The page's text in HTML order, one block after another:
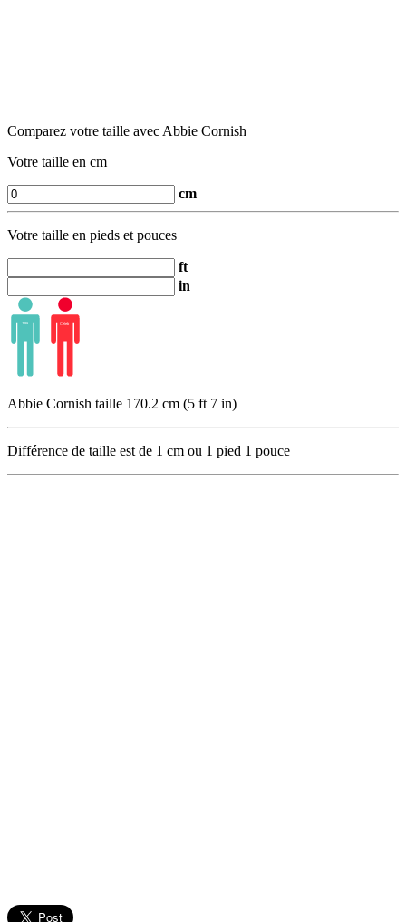
Comparez votre taille avec Abbie Cornish
Votre taille en cm
cm
Votre taille en pieds et pouces
ft
in
Abbie Cornish taille 170.2 cm (5 ft 7 in)
Différence de taille est de 1 cm ou 1 pied 1 pouce